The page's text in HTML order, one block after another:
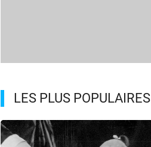
LES PLUS POPULAIRES